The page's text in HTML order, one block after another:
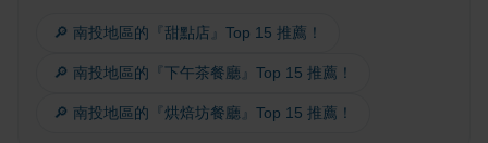
🔎 南投地區的『甜點店』Top 15 推薦！
🔎 南投地區的『下午茶餐廳』Top 15 推薦！
🔎 南投地區的『烘焙坊餐廳』Top 15 推薦！